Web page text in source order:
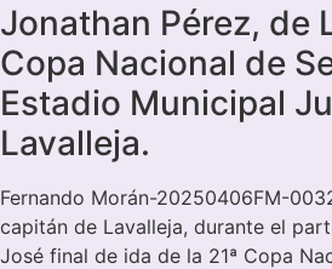
Jonathan Pérez, de
Copa Nacional de
Estadio Municipal
Lavalleja.
Fernando Morán-20250406FM-
capitán de Lavalleja, durante el
José final de ida de la 21ª Copa